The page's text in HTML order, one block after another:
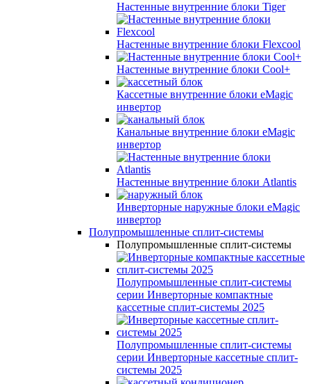
Настенные внутренние блоки Tiger
Настенные внутренние блоки Flexcool
Настенные внутренние блоки Cool+
Кассетные внутренние блоки eMagic
инвертор
Канальные внутренние блоки eMagic
инвертор
Настенные внутренние блоки Atlantis
Инверторные наружные блоки eMagic
инвертор
Полупромышленные сплит-системы
Полупромышленные сплит-системы
Полупромышленные сплит-системы
серии Инверторные компактные
кассетные сплит-системы 2025
Полупромышленные сплит-системы
серии Инверторные кассетные сплит-
системы 2025